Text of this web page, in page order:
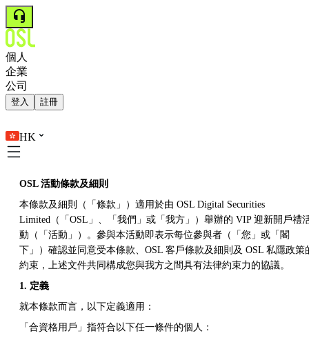
個人
企業
公司
登入 註冊
HK
OSL 活動條款及細則
本條款及細則（「條款」）適用於由 OSL Digital Securities
Limited（「OSL」、「我們」或「我方」）舉辦的 VIP 迎新開戶禮
動（「活動」）。參與本活動即表示每位參與者（「您」或「閣
下」）確認並同意受本條款、OSL 客戶條款及細則及 OSL 私隱政策
約束，上述文件共同構成您與我方之間具有法律約束力的協議。
1. 定義
就本條款而言，以下定義適用：
「合資格用戶」指符合以下任一條件的個人：